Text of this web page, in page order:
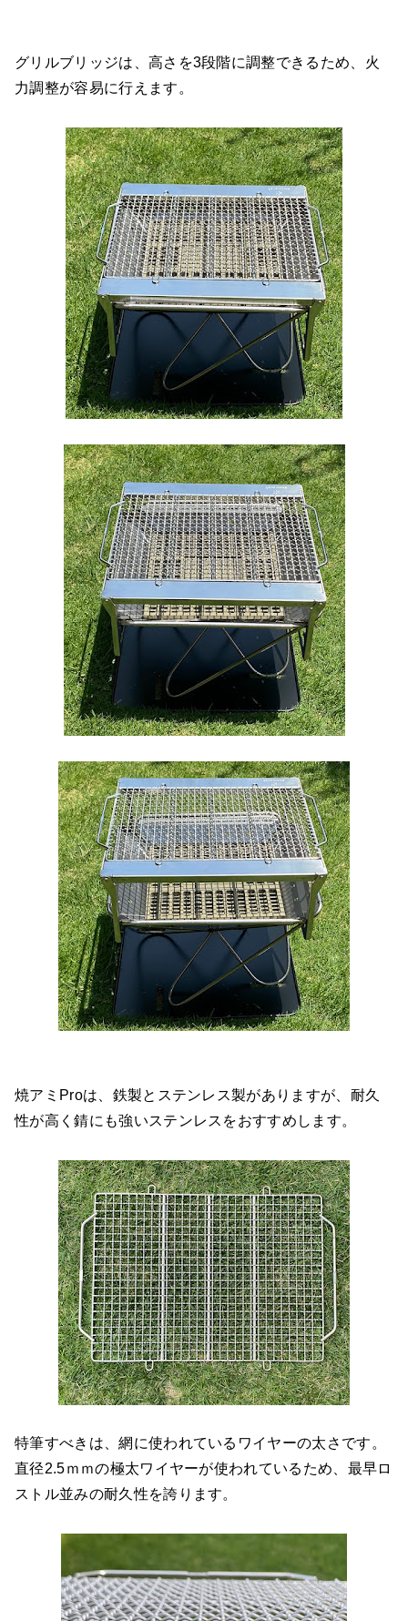
グリルブリッジは、高さを3段階に調整できるため、火
力調整が容易に行えます。
焼アミProは、鉄製とステンレス製がありますが、耐久
性が高く錆にも強いステンレスをおすすめします。
特筆すべきは、網に使われているワイヤーの太さです。
直径2.5ｍｍの極太ワイヤーが使われているため、最早ロ
ストル並みの耐久性を誇ります。